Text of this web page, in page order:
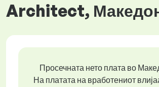
Architect,
Просечната нето плата во
На платата на вработениот